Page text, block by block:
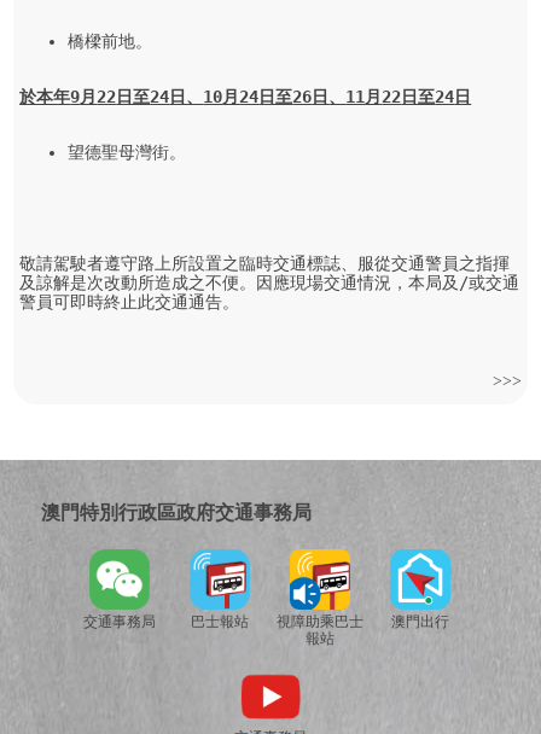
橋樑前地。
於本年9月 22日至24日、 10月 24日至26日 、 11 月 22日至24日
望德聖母灣街。
敬請駕駛者遵守路上所設置之臨時交通標誌、服從交通警員之指揮
及諒解是次改動所造成之不便。因應現場交通情況，本局及/或交通
警員可即時終止此交通通告。
>>>
澳門特別行政區政府交通事務局
交通事務局 巴士報站
視障助乘巴士
報站
澳門出行